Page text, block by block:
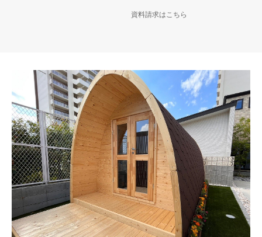
資料請求はこちら